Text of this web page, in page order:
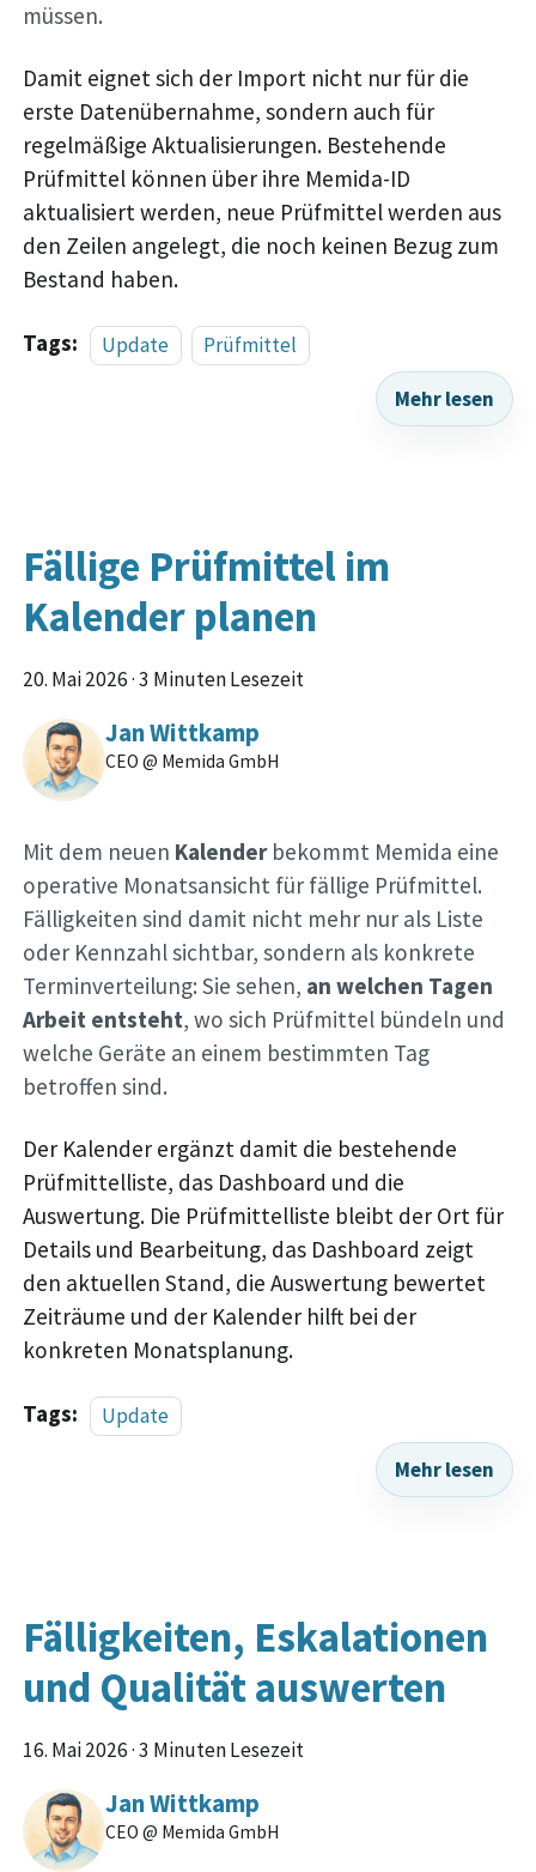
müssen.
Damit eignet sich der Import nicht nur für die
erste Datenübernahme, sondern auch für
regelmäßige Aktualisierungen. Bestehende
Prüfmittel können über ihre Memida-ID
aktualisiert werden, neue Prüfmittel werden aus
den Zeilen angelegt, die noch keinen Bezug zum
Bestand haben.
Tags: Update Prüfmittel
Mehr lesen
Fällige Prüfmittel im
Kalender planen
20. Mai 2026·3 Minuten Lesezeit
Jan Wittkamp
CEO @ Memida GmbH
Mit dem neuen Kalenderbekommt Memida eine
operative Monatsansicht für fällige Prüfmittel.
Fälligkeiten sind damit nicht mehr nur als Liste
oder Kennzahl sichtbar, sondern als konkrete
Terminverteilung: Sie sehen, an welchen Tagen
Arbeit entsteht, wo sich Prüfmittel bündeln und
welche Geräte an einem bestimmten Tag
betroffen sind.
Der Kalender ergänzt damit die bestehende
Prüfmittelliste, das Dashboard und die
Auswertung. Die Prüfmittelliste bleibt der Ort für
Details und Bearbeitung, das Dashboard zeigt
den aktuellen Stand, die Auswertung bewertet
Zeiträume und der Kalender hilft bei der
konkreten Monatsplanung.
Tags: Update
Mehr lesen
Fälligkeiten, Eskalationen
und Qualität auswerten
16. Mai 2026·3 Minuten Lesezeit
Jan Wittkamp
CEO @ Memida GmbH